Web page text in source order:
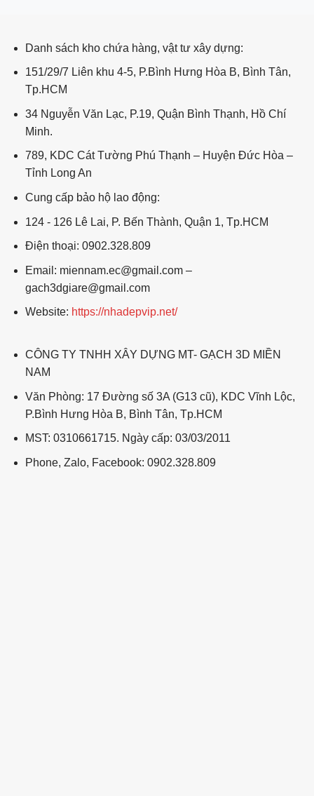
Danh sách kho chứa hàng, vật tư xây dựng:
151/29/7 Liên khu 4-5, P.Bình Hưng Hòa B, Bình Tân,
Tp.HCM
34 Nguyễn Văn Lạc, P.19, Quận Bình Thạnh, Hồ Chí
Minh.
789, KDC Cát Tường Phú Thạnh – Huyện Đức Hòa –
Tỉnh Long An
Cung cấp bảo hộ lao động:
124 - 126 Lê Lai, P. Bến Thành, Quận 1, Tp.HCM
Điện thoại: 0902.328.809
Email: miennam.ec@gmail.com –
gach3dgiare@gmail.com
Website: https://nhadepvip.net/
CÔNG TY TNHH XÂY DỰNG MT- GẠCH 3D MIỀN
NAM
Văn Phòng: 17 Đường số 3A (G13 cũ), KDC Vĩnh Lộc,
P.Bình Hưng Hòa B, Bình Tân, Tp.HCM
MST: 0310661715. Ngày cấp: 03/03/2011
Phone, Zalo, Facebook: 0902.328.809